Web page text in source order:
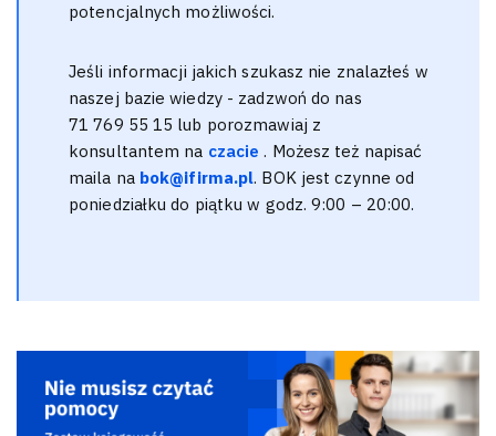
potencjalnych możliwości.
Jeśli informacji jakich szukasz nie znalazłeś w
naszej bazie wiedzy - zadzwoń do nas
71 769 55 15 lub porozmawiaj z
konsultantem na czacie. Możesz też napisać
maila na bok@ifirma.pl. BOK jest czynne od
poniedziałku do piątku w godz. 9:00 – 20:00.